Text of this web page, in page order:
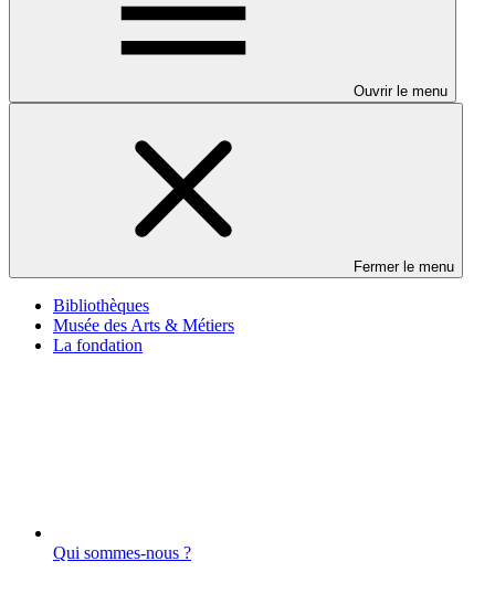
Ouvrir le menu
Fermer le menu
Bibliothèques
Musée des Arts & Métiers
La fondation
Qui sommes-nous ?